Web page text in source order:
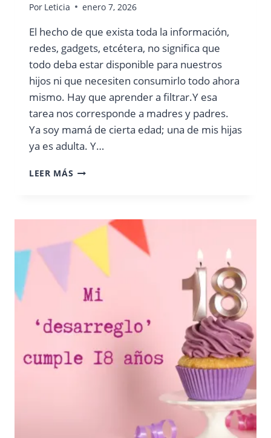
Por Leticia enero 7, 2026
El hecho de que exista toda la información,
redes, gadgets, etcétera, no significa que
todo deba estar disponible para nuestros
hijos ni que necesiten consumirlo todo ahora
mismo. Hay que aprender a filtrar.Y esa
tarea nos corresponde a madres y padres.
Ya soy mamá de cierta edad; una de mis hijas
ya es adulta. Y…
LEER MÁS FILTRAR
DE
CUIDADO